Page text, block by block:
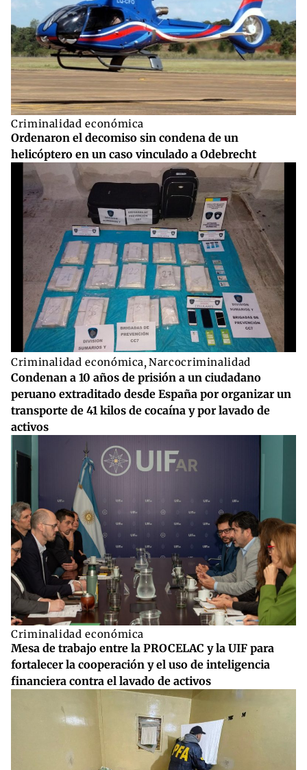
Criminalidad económica
Ordenaron el decomiso sin condena de un
helicóptero en un caso vinculado a Odebrecht
Criminalidad económica,Narcocriminalidad
Condenan a 10 años de prisión a un ciudadano
peruano extraditado desde España por organizar un
transporte de 41 kilos de cocaína y por lavado de
activos
Criminalidad económica
Mesa de trabajo entre la PROCELAC y la UIF para
fortalecer la cooperación y el uso de inteligencia
financiera contra el lavado de activos